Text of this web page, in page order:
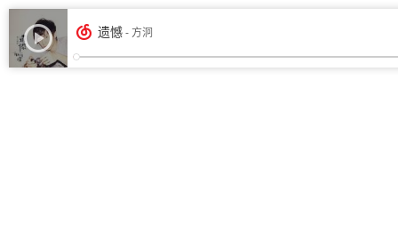
遗憾 - 方泂